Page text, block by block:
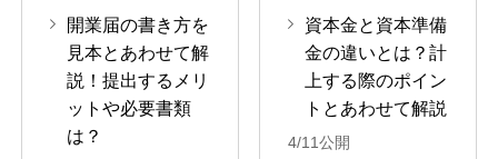
開業届の書き方を
見本とあわせて解
説！提出するメリ
ットや必要書類
は？
資本金と資本準備
金の違いとは？計
上する際のポイン
トとあわせて解説
4/11公開